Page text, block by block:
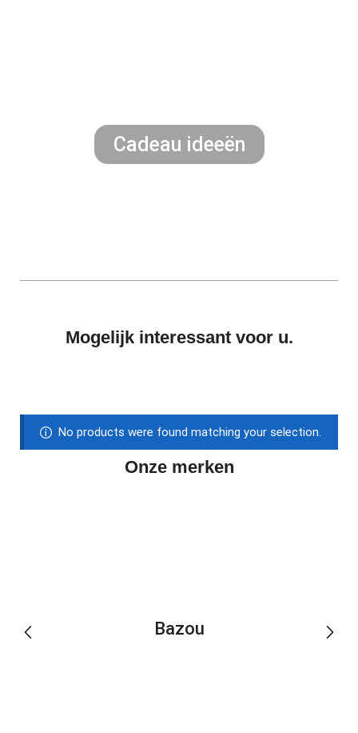
Cadeau ideeën
Mogelijk interessant voor u.
No products were found matching your selection.
Onze merken
Bazou